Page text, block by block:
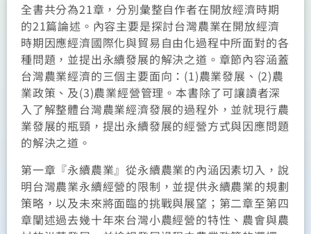
全書共分為21章，分別彙整自作者在開放經濟時期
的21篇論述。內容主要是探討台灣農業在開放經濟
時期因應經濟國際化與貿易自由化過程中所面對的各
種問題，並提出永續發展的解決之道。章節內容涵蓋
台灣農業經濟的三個主要面向：(1)農業發展、(2)農
業政策、及(3)農業經營管理。本書除了可讓讀者深
入了解整體台灣農業經濟發展的過程外，並就現行農
業發展的瓶頸，提出永續發展的經營方式與因應問題
的解決之道。
第一章『永續農業』從永續農業的內涵因素切入，說
明台灣農業永續經營的限制，並提供永續農業的規劃
策略，以及未來將面臨的挑戰與展望；第二章至第四
章闡述過去幾十年來台灣小農經營的特性、農會與農